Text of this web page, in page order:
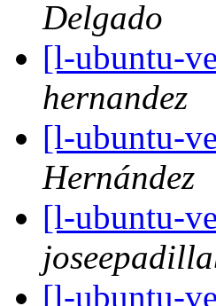
Delgado
[l-ubuntu-
hernandez
[l-ubuntu-
Hernández
[l-ubuntu-
[l-ubuntu-